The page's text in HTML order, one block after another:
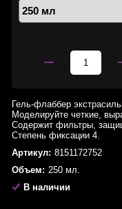
Гель-флаббер
Моделируйте четкие,
Содержит фильтры,
Степень фиксации 4.
Артикул: 8151172752
Объем: 250 мл.
В наличии